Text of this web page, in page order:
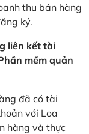
thu bán hàng
ký.
liên kết tài
mềm quản
đã có tài
với Loa
hàng và thực